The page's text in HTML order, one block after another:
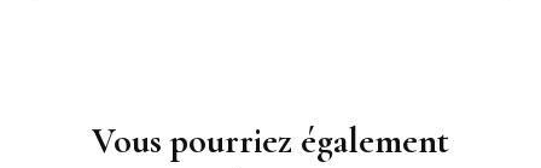
Vous pourriez également